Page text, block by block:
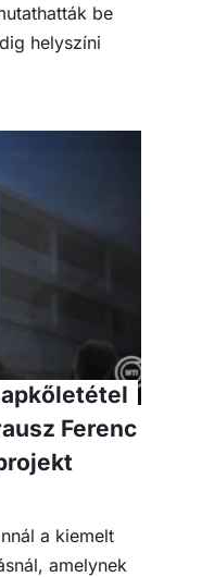
be
helyszíni
Ferenc
a kiemelt
amelynek